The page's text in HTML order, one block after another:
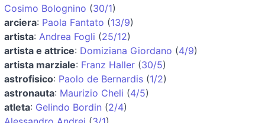
Cosimo Bolognino (30/1)
arciera: Paola Fantato (13/9)
artista: Andrea Fogli (25/12)
artista e attrice: Domiziana Giordano (4/9)
artista marziale: Franz Haller (30/5)
astrofisico: Paolo de Bernardis (1/2)
astronauta: Maurizio Cheli (4/5)
atleta: Gelindo Bordin (2/4)